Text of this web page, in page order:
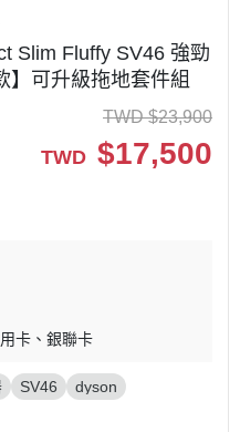
Slim Fluffy SV46 強勁
】可升級拖地套件組
TWD $23,900
TWD $17,500
卡 銀聯卡
SV46 dyson